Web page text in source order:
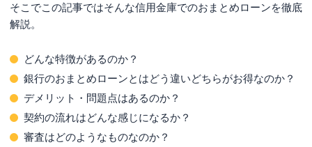
そこでこの記事ではそんな信用金庫でのおまとめローンを徹底
解説。
どんな特徴があるのか？
銀行のおまとめローンとはどう違いどちらがお得なのか？
デメリット・問題点はあるのか？
契約の流れはどんな感じになるか？
審査はどのようなものなのか？